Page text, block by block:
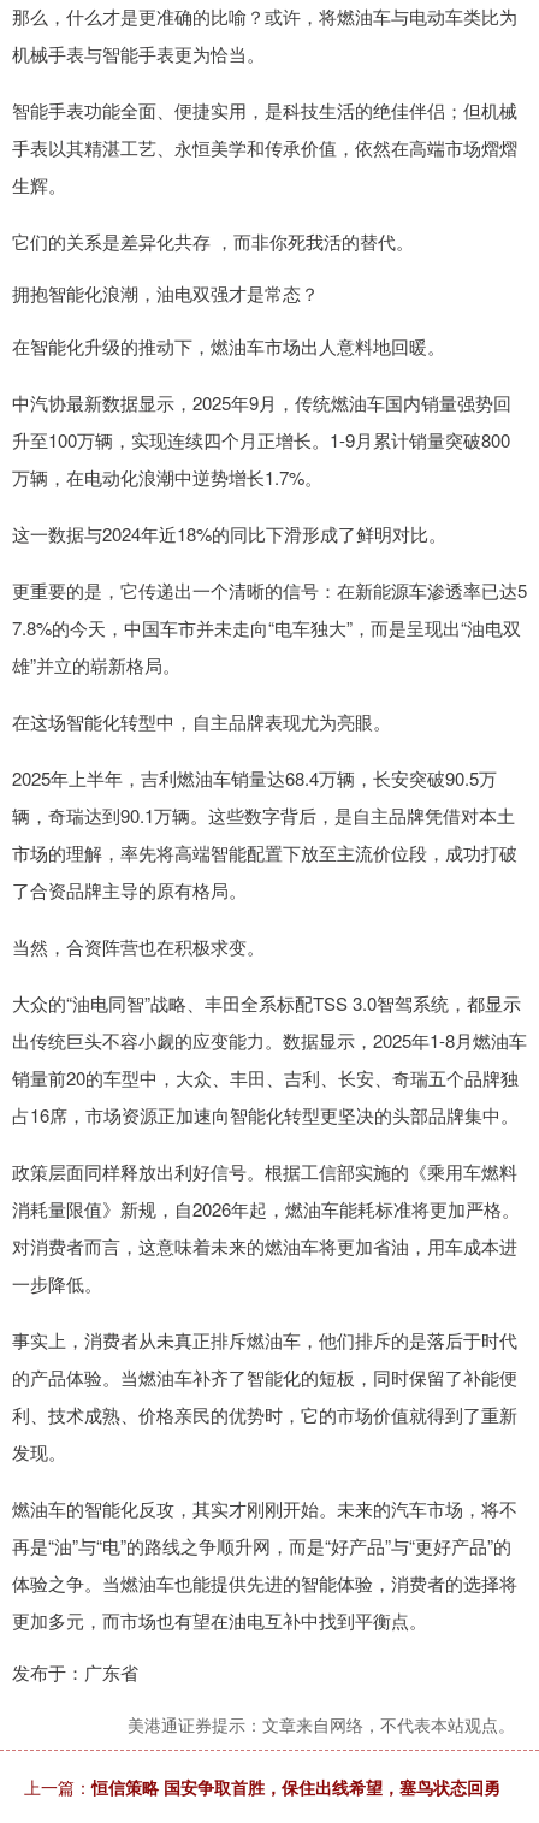
那么，什么才是更准确的比喻？或许，将燃油车与电动车类比为
机械手表与智能手表更为恰当。
智能手表功能全面、便捷实用，是科技生活的绝佳伴侣；但机械
手表以其精湛工艺、永恒美学和传承价值，依然在高端市场熠熠
生辉。
它们的关系是差异化共存 ，而非你死我活的替代。
拥抱智能化浪潮，油电双强才是常态？
在智能化升级的推动下，燃油车市场出人意料地回暖。
中汽协最新数据显示，2025年9月，传统燃油车国内销量强势回
升至100万辆，实现连续四个月正增长。1-9月累计销量突破800
万辆，在电动化浪潮中逆势增长1.7%。
这一数据与2024年近18%的同比下滑形成了鲜明对比。
更重要的是，它传递出一个清晰的信号：在新能源车渗透率已达5
7.8%的今天，中国车市并未走向“电车独大”，而是呈现出“油电双
雄”并立的崭新格局。
在这场智能化转型中，自主品牌表现尤为亮眼。
2025年上半年，吉利燃油车销量达68.4万辆，长安突破90.5万
辆，奇瑞达到90.1万辆。这些数字背后，是自主品牌凭借对本土
市场的理解，率先将高端智能配置下放至主流价位段，成功打破
了合资品牌主导的原有格局。
当然，合资阵营也在积极求变。
大众的“油电同智”战略、丰田全系标配TSS 3.0智驾系统，都显示
出传统巨头不容小觑的应变能力。数据显示，2025年1-8月燃油车
销量前20的车型中，大众、丰田、吉利、长安、奇瑞五个品牌独
占16席，市场资源正加速向智能化转型更坚决的头部品牌集中。
政策层面同样释放出利好信号。根据工信部实施的《乘用车燃料
消耗量限值》新规，自2026年起，燃油车能耗标准将更加严格。
对消费者而言，这意味着未来的燃油车将更加省油，用车成本进
一步降低。
事实上，消费者从未真正排斥燃油车，他们排斥的是落后于时代
的产品体验。当燃油车补齐了智能化的短板，同时保留了补能便
利、技术成熟、价格亲民的优势时，它的市场价值就得到了重新
发现。
燃油车的智能化反攻，其实才刚刚开始。未来的汽车市场，将不
再是“油”与“电”的路线之争顺升网，而是“好产品”与“更好产品”的
体验之争。当燃油车也能提供先进的智能体验，消费者的选择将
更加多元，而市场也有望在油电互补中找到平衡点。
发布于：广东省
美港通证券提示：文章来自网络，不代表本站观点。
上一篇：恒信策略 国安争取首胜，保住出线希望，塞鸟状态回勇